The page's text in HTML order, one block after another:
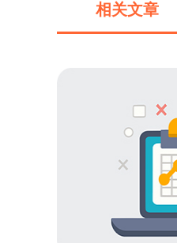
相关文章